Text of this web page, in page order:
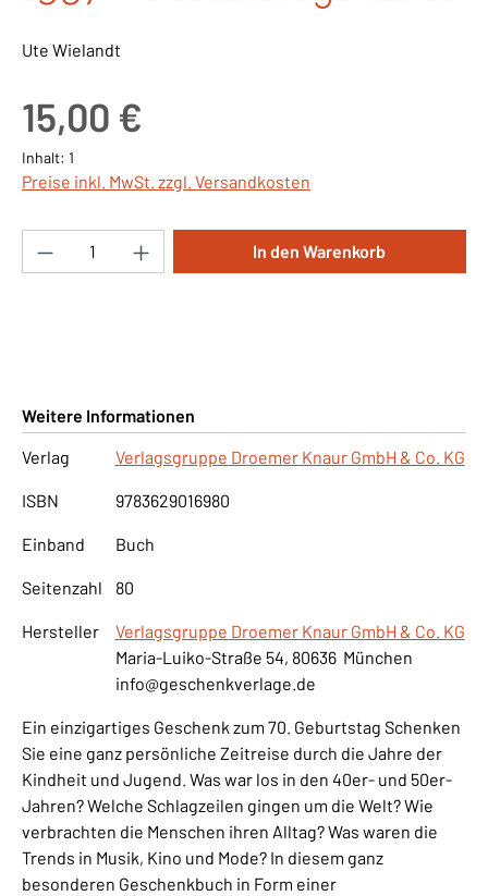
Ute Wielandt
15,00 €
Inhalt: 1
Preise inkl. MwSt. zzgl. Versandkosten
Produkt Anzahl: Gib den gewünschten
In den Warenkorb
Weitere Informationen
Verlag
Verlagsgruppe Droemer Knaur GmbH & Co. KG
ISBN 9783629016980
Einband Buch
Seitenzahl 80
Hersteller
Verlagsgruppe Droemer Knaur GmbH & Co. KG
Maria-Luiko-Straße 54, 80636 München
info@geschenkverlage.de
Ein einzigartiges Geschenk zum 70. Geburtstag Schenken
Sie eine ganz persönliche Zeitreise durch die Jahre der
Kindheit und Jugend. Was war los in den 40er- und 50er-
Jahren? Welche Schlagzeilen gingen um die Welt? Wie
verbrachten die Menschen ihren Alltag? Was waren die
Trends in Musik, Kino und Mode? In diesem ganz
besonderen Geschenkbuch in Form einer